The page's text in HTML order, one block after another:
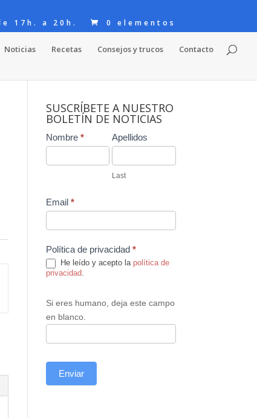
17h. a 20h.
0 elementos
Noticias Recetas Consejos y trucos Contacto
SUSCRÍBETE A NUESTRO
BOLETÍN DE NOTICIAS
Contact
Us
Nombre * Apellidos
Last
Email *
Política de privacidad *
He leído y acepto la política de
privacidad.
Si eres humano, deja este campo
en blanco.
Enviar